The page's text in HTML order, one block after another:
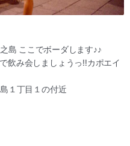
島 ここでボーダします♪♪
飲み会しまし ょうっ‼︎カポエイ
１丁目１の付近